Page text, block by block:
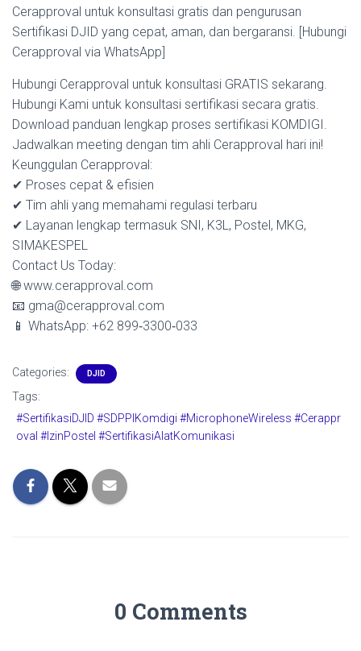
Cerapproval untuk konsultasi gratis dan pengurusan
Sertifikasi DJID yang cepat, aman, dan bergaransi. [Hubungi
Cerapproval via WhatsApp]
Hubungi Cerapproval untuk konsultasi GRATIS sekarang.
Hubungi Kami untuk konsultasi sertifikasi secara gratis.
Download panduan lengkap proses sertifikasi KOMDIGI.
Jadwalkan meeting dengan tim ahli Cerapproval hari ini!
Keunggulan Cerapproval:
✔ Proses cepat & efisien
✔ Tim ahli yang memahami regulasi terbaru
✔ Layanan lengkap termasuk SNI, K3L, Postel, MKG,
SIMAKESPEL
Contact Us Today:
🌐 www.cerapproval.com
📧 gma@cerapproval.com
📱 WhatsApp: +62 899‑3300‑033
Categories: DJID
Tags:
#SertifikasiDJID #SDPPIKomdigi #MicrophoneWireless #Cerappr
oval #IzinPostel #SertifikasiAlatKomunikasi
0 Comments